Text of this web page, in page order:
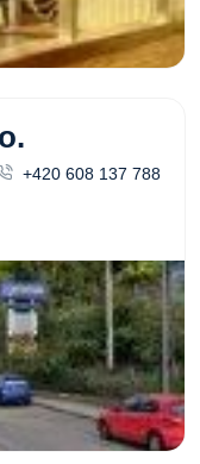
+420 608 137 788